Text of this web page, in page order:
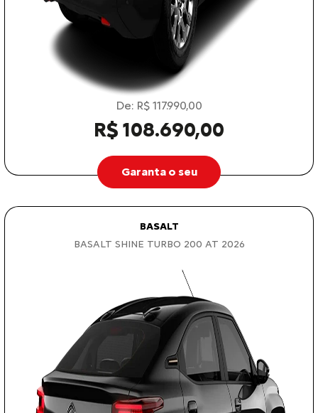
De: R$ 117.990,00
R$ 108.690,00
Garanta o seu
BASALT
BASALT SHINE TURBO 200 AT 2026